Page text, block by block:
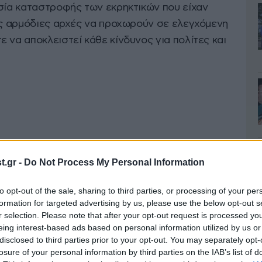
- Do Not Process My Personal Information
opt-out of the sale, sharing to third parties, or processing of your
for targeted advertising by us, please use the below opt-out
selection. Please note that after your opt-out request is processed
interest-based ads based on personal information utilized by us
to third parties prior to your opt-out. You may separately
of your personal information by third parties on the IAB’s list of
καταστροφής των εκρηκτικών που είχαν
αρμόδιες αρχές να προχωρούν σε ελεγχόμενη
αποκλειστεί κάθε κίνδυνος για πολίτες και
να διαπιστωθεί η προέλευση του drone,
στους ΥΠΕΞ της Ε.Ε.